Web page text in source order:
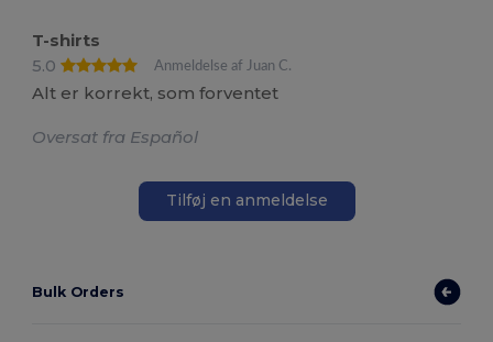
T-shirts
5.0
Anmeldelse af Juan C.
Alt er korrekt, som forventet
Oversat fra Español
Tilføj en anmeldelse
Bulk Orders